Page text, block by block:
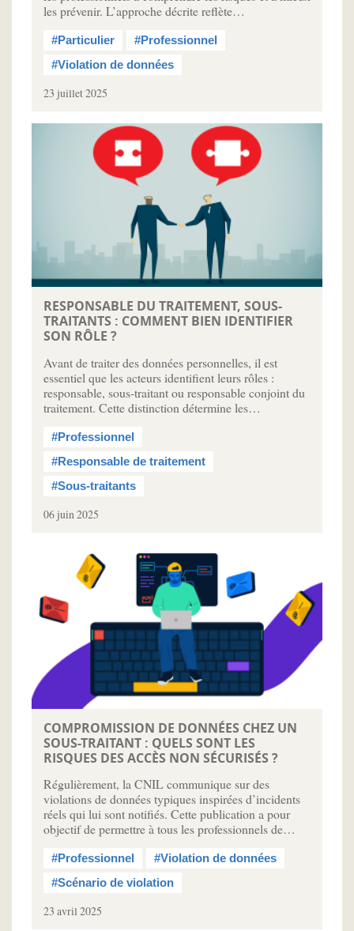
les prévenir. L’approche décrite reflète…
#Particulier
#Professionnel
#Violation de données
23 juillet 2025
RESPONSABLE DU TRAITEMENT, SOUS-
TRAITANTS : COMMENT BIEN IDENTIFIER
SON RÔLE ?
Avant de traiter des données personnelles, il est
essentiel que les acteurs identifient leurs rôles :
responsable, sous-traitant ou responsable conjoint du
traitement. Cette distinction détermine les…
#Professionnel
#Responsable de traitement
#Sous-traitants
06 juin 2025
COMPROMISSION DE DONNÉES CHEZ UN
SOUS-TRAITANT : QUELS SONT LES
RISQUES DES ACCÈS NON SÉCURISÉS ?
Régulièrement, la CNIL communique sur des
violations de données typiques inspirées d’incidents
réels qui lui sont notifiés. Cette publication a pour
objectif de permettre à tous les professionnels de…
#Professionnel
#Violation de données
#Scénario de violation
23 avril 2025